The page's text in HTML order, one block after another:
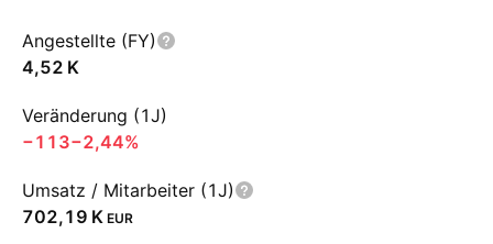
Angestellte (FY)
‪4,52 K‬
Veränderung (1J)
−113−2,44%
Umsatz / Mitarbeiter (1J)
‪702,19 K‬ EUR